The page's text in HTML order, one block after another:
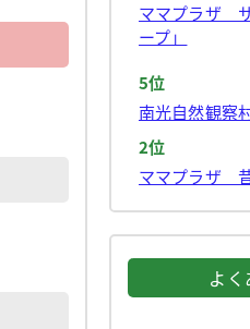
ママプラザ
ープ」
5位
南光自然観察
2位
ママプラザ
よ